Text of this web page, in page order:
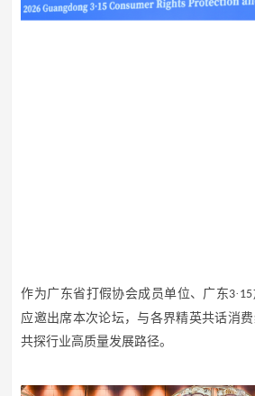
作为广东省打假协会成员单位、广东3· 15
应邀出席本次论坛，与各界精英共话消费
共探行业高质量发展路径。